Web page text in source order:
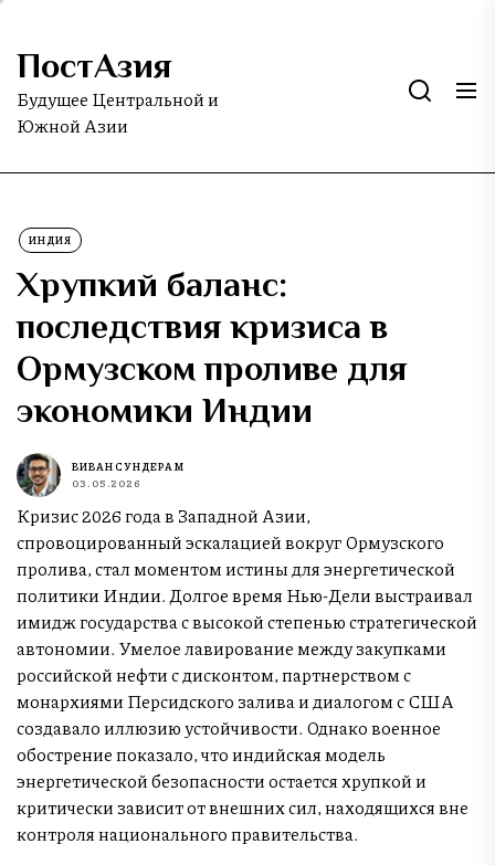
Skip
the
content
ПостАзия
Будущее Центральной и
Южной Азии
ИНДИЯ
Хрупкий баланс:
последствия кризиса в
Ормузском проливе для
экономики Индии
ВИВАН СУНДЕРАМ
03.05.2026
Кризис 2026 года в Западной Азии,
спровоцированный эскалацией вокруг Ормузского
пролива, стал моментом истины для энергетической
политики Индии. Долгое время Нью-Дели выстраивал
имидж государства с высокой степенью стратегической
автономии. Умелое лавирование между закупками
российской нефти с дисконтом, партнерством с
монархиями Персидского залива и диалогом с США
создавало иллюзию устойчивости. Однако военное
обострение показало, что индийская модель
энергетической безопасности остается хрупкой и
критически зависит от внешних сил, находящихся вне
контроля национального правительства.